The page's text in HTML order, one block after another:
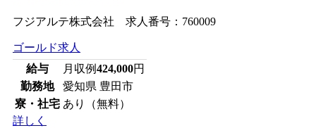
フジアルテ株式会社 求人番号：760009
ゴールド求人
給与
月収例424,000円
勤務地
愛知県 豊田市
寮・社宅 あり（無料）
詳しく